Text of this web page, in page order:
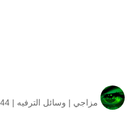
مزاجي | وسائل الترفيه |
344